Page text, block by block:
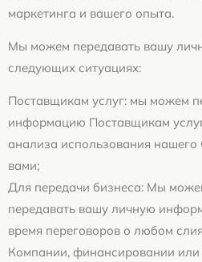
маркетинга и вашего опыта.
Мы можем передавать вашу
следующих ситуациях:
Поставщикам услуг: мы можем
информацию Поставщикам
анализа использования нашего
вами;
Для передачи бизнеса: Мы
передавать вашу личную
время переговоров о любом
Компании, финансировании или